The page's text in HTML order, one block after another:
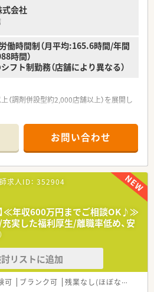
式会社
働時間制（月平均:165.6時間/年間
時間）
フト制勤務（店舗により異なる）
（調剤併設型約2,000店舗以上）を展開し
能！
りますが、経験の少ない方でも500万前
準！
豊富な社内研修や外部組織と連携した研
からこそ活躍できるキャリアパスが多
す。
アマネジャーや営業部長等のマネジメン
ます。
を活かせるスペシャリストを目指すこ
や商品部門等の本社スタッフなど活動領
加しており、在宅医療へもしっかりと関
お問い合わせ
求人ID： 352904
】≪年収600万円までご相談OK♪≫
実した福利厚生/離職率低め、安
リストに追加
可 ブランク可 残業なし(ほぼなし含む)